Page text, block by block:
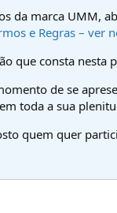
da marca UMM,
e Regras – ver
que consta nesta
de se
toda a sua
quem quer